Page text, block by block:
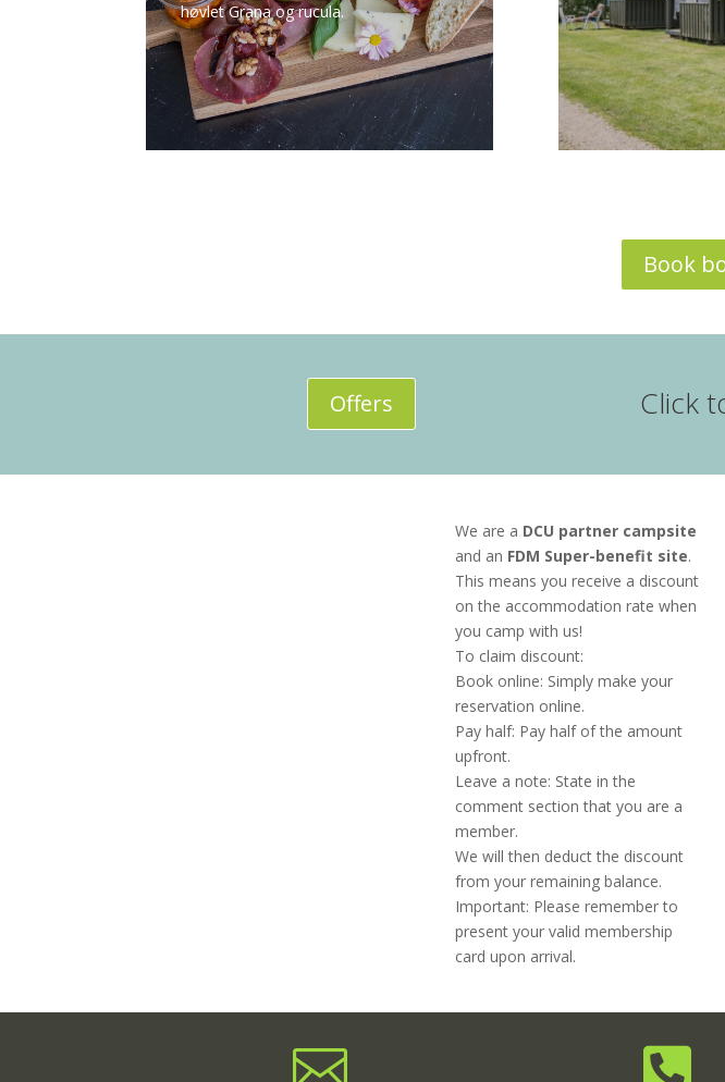
høvlet Grana og rucula.
Book
Offers Click
We are a DCU partner campsite
and an FDM Super-benefit site.
This means you receive a discount
on the accommodation rate when
you camp with us!
To claim discount:
Book online: Simply make your
reservation online.
Pay half: Pay half of the amount
upfront.
Leave a note: State in the
comment section that you are a
member.
We will then deduct the discount
from your remaining balance.
Important: Please remember to
present your valid membership
card upon arrival.
 